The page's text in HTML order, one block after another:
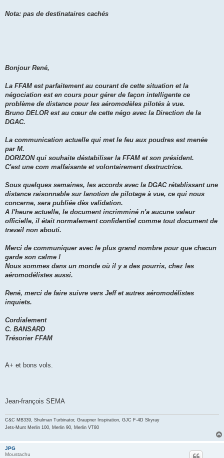
Nota: pas de destinataires cachés
Bonjour René,
La FFAM est parfaitement au courant de cette situation et la
négociation est en cours pour gérer de façon intelligente ce
problème de distance pour les aéromodèles pilotés à vue.
Bruno DELOR est au cœur de cette négo avec la Direction de la
DGAC.
La communication actuelle qui met le feu aux poudres est menée
par M.
DORIZON qui souhaite déstabiliser la FFAM et son président.
C'est une com malfaisante et volontairement destructrice.
Sous quelques semaines, les accords avec la DGAC rétablissant une
distance raisonnable sur lanotion de pilotage à vue, ce qui nous
concerne, sera publiée dès validation.
A l'heure actuelle, le document incrimminé n'a aucune valeur
officielle, il était normalement confidentiel comme tout document de
travail non abouti.
Merci de communiquer avec le plus grand nombre pour que chacun
garde son calme !
Nous sommes dans un monde où il y a des pourris, chez les
aéromodélistes aussi.
René, merci de faire suivre vers Jeff et autres aéromodélistes
inquiets.
Cordialement
C. BANSARD
Trésorier FFAM
A+ et bons vols.
Jean-françois SEMA
C&C MB339, Shulman Turbinator, Graupner Inspiration, GJC F-4D Skyray
Jets-Munt Merlin 100, Merlin 90, Merlin VT80
JPG
Moustachu